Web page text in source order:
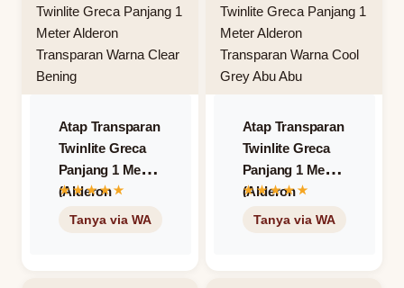
Atap Transparan
Twinlite Greca
Panjang 1 Meter
(Alderon
Transparan) –
Atap Transparan
Twinlite Greca
Panjang 1 Meter
(Alderon
Transparan) –